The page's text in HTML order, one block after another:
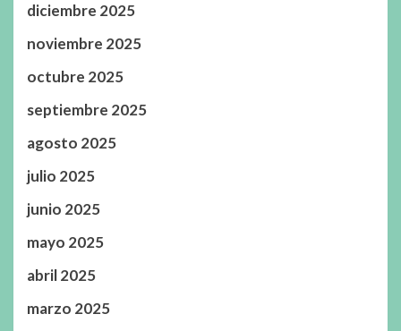
diciembre 2025
noviembre 2025
octubre 2025
septiembre 2025
agosto 2025
julio 2025
junio 2025
mayo 2025
abril 2025
marzo 2025